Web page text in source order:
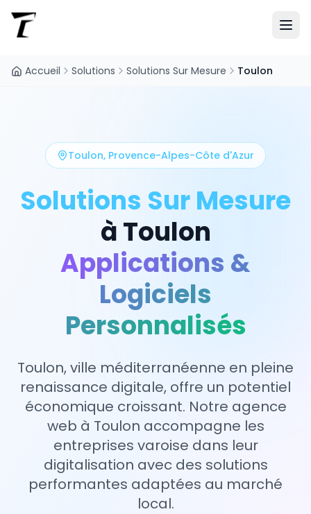
Accueil Solutions Solutions Sur Mesure Toulon
Toulon, Provence-Alpes-Côte d'Azur
Solutions Sur Mesure
àToulon
Applications &
Logiciels
Personnalisés
Toulon, ville méditerranéenne en pleine
renaissance digitale, offre un potentiel
économique croissant. Notre agence
web à Toulon accompagne les
entreprises varoise dans leur
digitalisation avec des solutions
performantes adaptées au marché
local.